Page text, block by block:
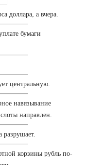
доллара, а вчера.
бумаги
центральную.
навязывание
направлен.
корзины рубль по-